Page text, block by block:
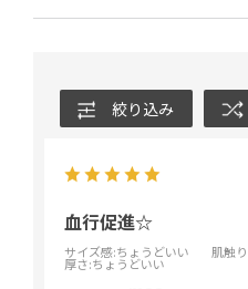
絞り込み
血行促進☆
サイズ感:ちょうどいい 肌触り
厚さ:ちょうどいい